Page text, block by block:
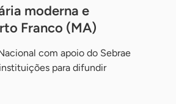
moderna e
Franco (MA)
com apoio do Sebrae
para difundir